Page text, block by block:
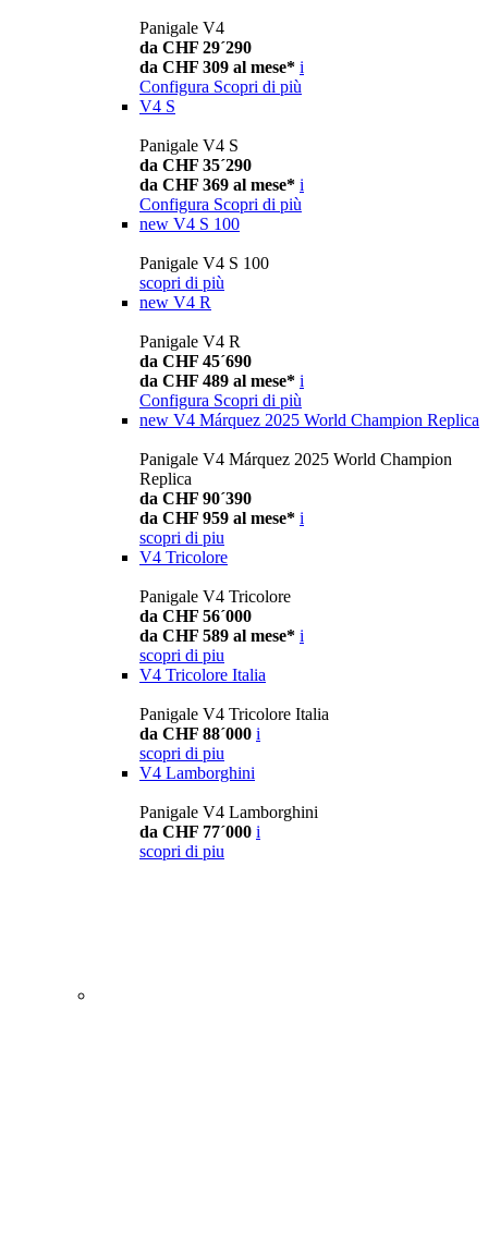
Panigale V4
da CHF 29´290
da CHF 309 al mese* i
Configura Scopri di più
V4 S
Panigale V4 S
da CHF 35´290
da CHF 369 al mese* i
Configura Scopri di più
new V4 S 100
Panigale V4 S 100
scopri di più
new V4 R
Panigale V4 R
da CHF 45´690
da CHF 489 al mese* i
Configura Scopri di più
new V4 Márquez 2025 World Champion Replica
Panigale V4 Márquez 2025 World Champion
Replica
da CHF 90´390
da CHF 959 al mese* i
scopri di piu
V4 Tricolore
Panigale V4 Tricolore
da CHF 56´000
da CHF 589 al mese* i
scopri di piu
V4 Tricolore Italia
Panigale V4 Tricolore Italia
da CHF 88´000 i
scopri di piu
V4 Lamborghini
Panigale V4 Lamborghini
da CHF 77´000 i
scopri di piu